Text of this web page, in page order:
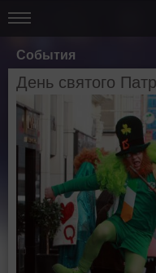
События
День святого